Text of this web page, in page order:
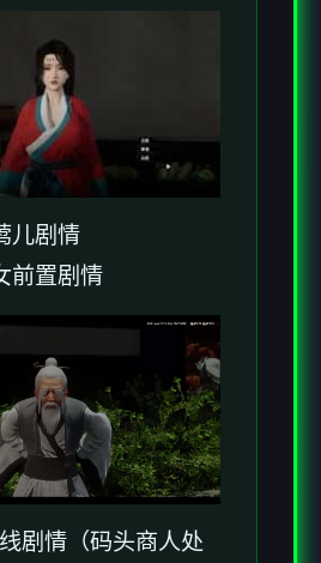
儿剧情
前置剧情
剧情（码头商人处